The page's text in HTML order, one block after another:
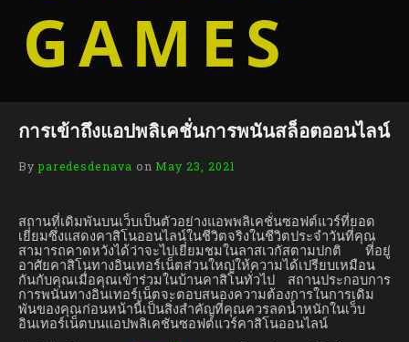
GAMES
การเข้าถึงแอปพลิเคชั่นการพนันสล็อตออนไลน์
Byparedesdenava onMay 23, 2021
สถานที่เดิมพันบนเว็บเป็นตัวอย่างแอพพลิเคชั่นซอฟต์แวร์ที่ยอด
เยี่ยมซึ่งแสดงคาสิโนออนไลน์ในชีวิตจริงในชีวิตประจำวันที่คุณ
สามารถคาดหวังได้ว่าจะไปเยี่ยมชมในลาสเวกัสตามปกติ
ที่อยู่
อาศัยคาสิโนทางอินเทอร์เน็ตส่วนใหญ่ให้ความได้เปรียบเหมือน
กันกับคุณเมื่อคุณเข้าร่วมในบ้านคาสิโนทั่วไป
สถานประกอบการ
การพนันทางอินเทอร์เน็ตจะตอบสนองความต้องการในการเดิม
พันของคุณก่อนหน้านี้เป็นสิ่งสำคัญที่คุณควรลดน้ำหนักในเว็บ
อินเทอร์เน็ตบนแอปพลิเคชันซอฟต์แวร์คาสิโนออนไลน์